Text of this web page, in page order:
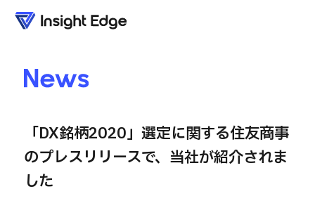
News
「DX銘柄2020」選定に関する住友商事
のプレスリリースで、当社が紹介されま
した